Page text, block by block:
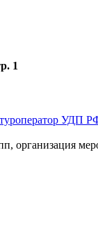
1
УДП
организация